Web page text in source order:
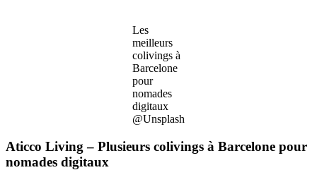
Les
meilleurs
colivings à
Barcelone
pour
nomades
digitaux
@Unsplash
Aticco Living – Plusieurs colivings à Barcelone pour
nomades digitaux